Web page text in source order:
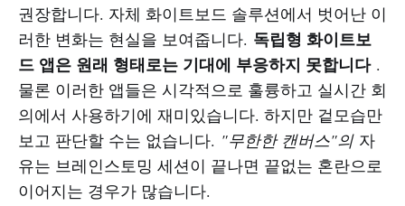
권장합니다. 자체 화이트보드 솔루션에서 벗어난 이
러한 변화는 현실을 보여줍니다. 독립형 화이트보
드 앱은 원래 형태로는 기대에 부응하지 못합니다.
물론 이러한 앱들은 시각적으로 훌륭하고 실시간 회
의에서 사용하기에 재미있습니다. 하지만 겉모습만
보고 판단할 수는 없습니다. "무한한 캔버스"의자
유는 브레인스토밍 세션이 끝나면 끝없는 혼란으로
이어지는 경우가 많습니다.